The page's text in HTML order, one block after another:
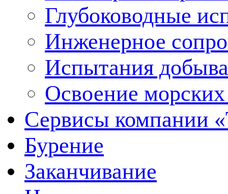
Глубоководные
Инженерное
Испытания
Освоение
Сервисы компании
Бурение
Заканчивание